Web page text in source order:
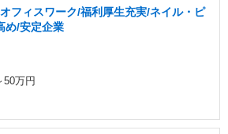
フィスワーク/福利厚生充実/ネイル・ピ
め/安定企業
50万円